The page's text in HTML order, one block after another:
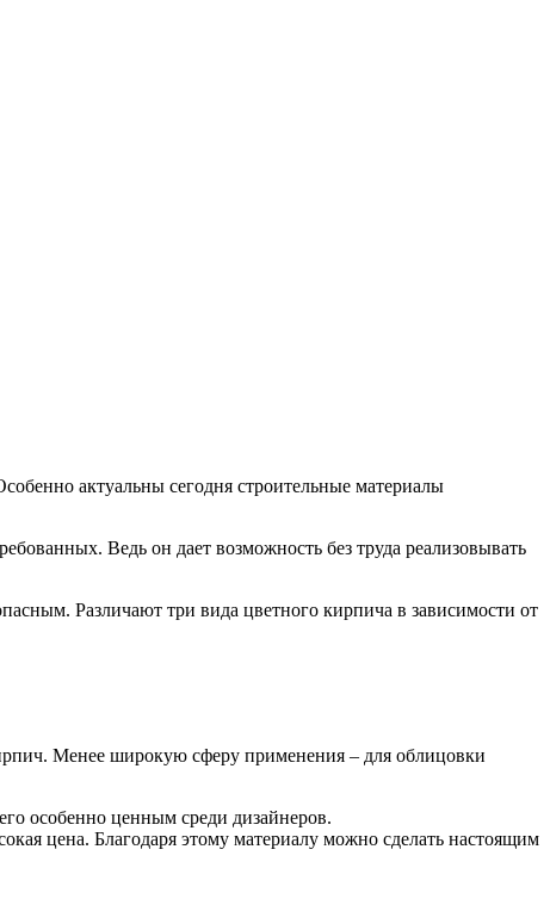
актуальны сегодня строительные материалы
Ведь он дает возможность без труда реализовывать
Различают три вида цветного кирпича в зависимости от
Менее широкую сферу применения – для облицовки
особенно ценным среди дизайнеров.
цена. Благодаря этому материалу можно сделать настоящим